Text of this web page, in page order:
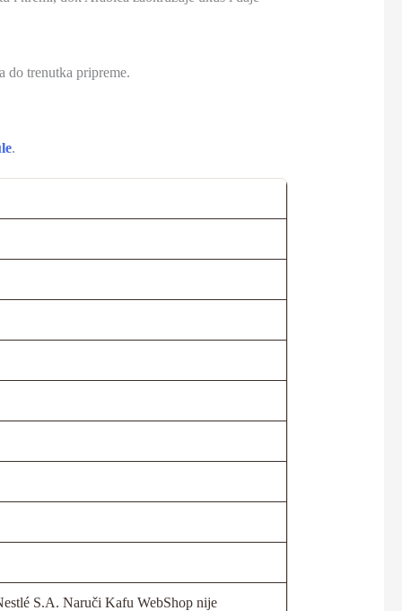
do trenutka pripreme.
.
S.A. Naruči Kafu WebShop nije